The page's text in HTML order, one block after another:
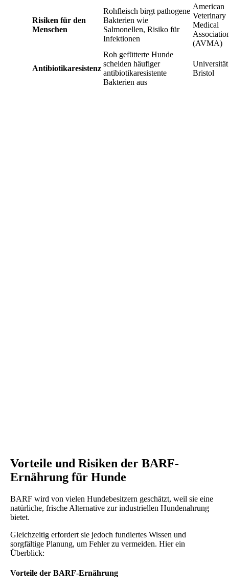
Risiken für den
Menschen
Rohfleisch birgt pathogene
Bakterien wie
Salmonellen, Risiko für
Infektionen
American
Veterinary
Medical
(AVMA)
Antibiotikaresistenz
Roh gefütterte Hunde
scheiden häufiger
antibiotikaresistente
Bakterien aus
Universität
Bristol
Vorteile und Risiken der BARF-
Ernährung für Hunde
BARF wird von vielen Hundebesitzern geschätzt, weil sie eine
natürliche, frische Alternative zur industriellen Hundenahrung
bietet.
Gleichzeitig erfordert sie jedoch fundiertes Wissen und
sorgfältige Planung, um Fehler zu vermeiden. Hier ein
Überblick:
Vorteile der BARF-Ernährung